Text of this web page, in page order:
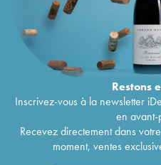
Restons
Inscrivez-vous à la newsletter
en
Recevez directement dans
moment, ventes